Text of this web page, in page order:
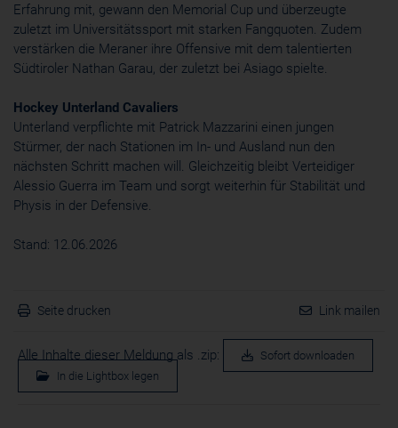
Erfahrung mit, gewann den Memorial Cup und überzeugte
zuletzt im Universitätssport mit starken Fangquoten. Zudem
verstärken die Meraner ihre Offensive mit dem talentierten
Südtiroler Nathan Garau, der zuletzt bei Asiago spielte.
Hockey Unterland Cavaliers
Unterland verpflichte mit Patrick Mazzarini einen jungen
Stürmer, der nach Stationen im In- und Ausland nun den
nächsten Schritt machen will. Gleichzeitig bleibt Verteidiger
Alessio Guerra im Team und sorgt weiterhin für Stabilität und
Physis in der Defensive.
Stand: 12.06.2026
Seite drucken Link mailen
Alle Inhalte dieser Meldung als .zip:
Sofort downloaden
In die Lightbox legen